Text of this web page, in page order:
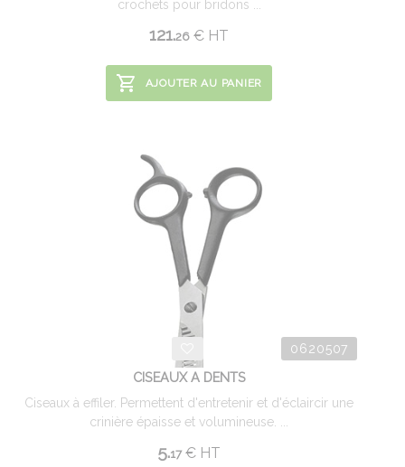
crochets pour bridons ...
121.26 € HT
AJOUTER AU PANIER
0620507
CISEAUX A DENTS
Ciseaux à effiler. Permettent d'entretenir et d'éclaircir une
crinière épaisse et volumineuse. ...
5.17 € HT